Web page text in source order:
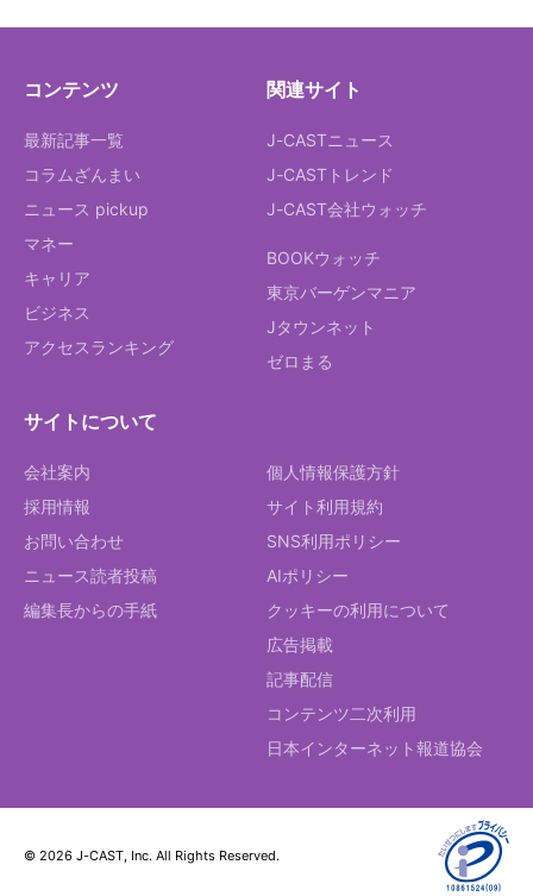
コンテンツ
最新記事一覧
コラムざんまい
ニュース pickup
マネー
キャリア
ビジネス
アクセスランキング
関連サイト
J-CASTニュース
J-CASTトレンド
J-CAST会社ウォッチ
BOOKウォッチ
東京バーゲンマニア
Jタウンネット
ゼロまる
サイトについて
会社案内
採用情報
お問い合わせ
ニュース読者投稿
編集長からの手紙
個人情報保護方針
サイト利用規約
SNS利用ポリシー
AIポリシー
クッキーの利用について
広告掲載
記事配信
コンテンツ二次利用
日本インターネット報道協会
© 2026 J-CAST, Inc. All Rights Reserved.